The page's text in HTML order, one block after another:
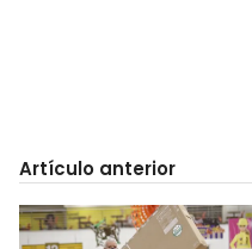
Artículo anterior